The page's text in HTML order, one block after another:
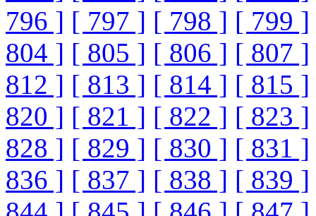
796 ] [ 797 ] [ 798 ] [ 799 ]
804 ] [ 805 ] [ 806 ] [ 807 ]
812 ] [ 813 ] [ 814 ] [ 815 ]
820 ] [ 821 ] [ 822 ] [ 823 ]
828 ] [ 829 ] [ 830 ] [ 831 ]
836 ] [ 837 ] [ 838 ] [ 839 ]